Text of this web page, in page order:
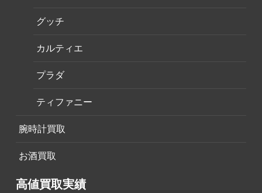
グッチ
カルティエ
プラダ
ティファニー
腕時計買取
お酒買取
高値買取実績